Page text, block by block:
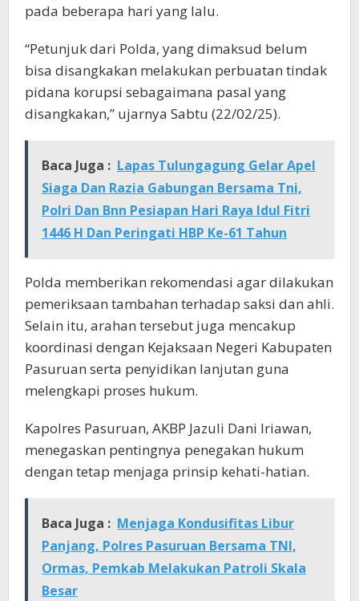
pada beberapa hari yang lalu.
“Petunjuk dari Polda, yang dimaksud belum
bisa disangkakan melakukan perbuatan tindak
pidana korupsi sebagaimana pasal yang
disangkakan,” ujarnya Sabtu (22/02/25).
Baca Juga : Lapas Tulungagung Gelar Apel
Siaga Dan Razia Gabungan Bersama Tni,
Polri Dan Bnn Pesiapan Hari Raya Idul Fitri
1446 H Dan Peringati HBP Ke-61 Tahun
Polda memberikan rekomendasi agar dilakukan
pemeriksaan tambahan terhadap saksi dan ahli.
Selain itu, arahan tersebut juga mencakup
koordinasi dengan Kejaksaan Negeri Kabupaten
Pasuruan serta penyidikan lanjutan guna
melengkapi proses hukum.
Kapolres Pasuruan, AKBP Jazuli Dani Iriawan,
menegaskan pentingnya penegakan hukum
dengan tetap menjaga prinsip kehati-hatian.
Baca Juga : Menjaga Kondusifitas Libur
Panjang, Polres Pasuruan Bersama TNI,
Ormas, Pemkab Melakukan Patroli Skala
Besar